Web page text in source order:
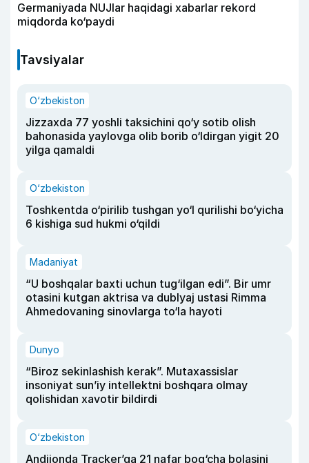
Germaniyada NUJlar haqidagi xabarlar rekord
miqdorda ko‘paydi
Tavsiyalar
O‘zbekiston
Jizzaxda 77 yoshli taksichini qo‘y sotib olish
bahonasida yaylovga olib borib o‘ldirgan yigit 20
yilga qamaldi
O‘zbekiston
Toshkentda o‘pirilib tushgan yo‘l qurilishi bo‘yicha
6 kishiga sud hukmi o‘qildi
Madaniyat
“U boshqalar baxti uchun tug‘ilgan edi”. Bir umr
otasini kutgan aktrisa va dublyaj ustasi Rimma
Ahmedovaning sinovlarga to‘la hayoti
Dunyo
“Biroz sekinlashish kerak”. Mutaxassislar
insoniyat sun’iy intellektni boshqara olmay
qolishidan xavotir bildirdi
O‘zbekiston
Andijonda Tracker’ga 21 nafar bog‘cha bolasini